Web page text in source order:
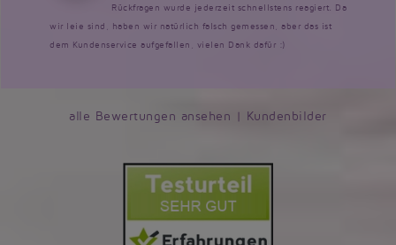
Rückfragen wurde jederzeit schnellstens reagiert. Da
wir leie sind, haben wir natürlich falsch gemessen, aber das ist
dem Kundenservice aufgefallen, vielen Dank dafür :)
alle Bewertungen ansehen | Kundenbilder